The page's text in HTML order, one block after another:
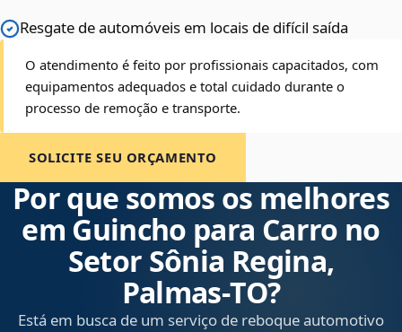
Resgate de automóveis em locais de difícil saída
O atendimento é feito por profissionais capacitados, com
equipamentos adequados e total cuidado durante o
processo de remoção e transporte.
SOLICITE SEU ORÇAMENTO
Por que somos os melhores
em Guincho para Carro no
Setor Sônia Regina,
Palmas‑TO?
Está em busca de um serviço de reboque automotivo